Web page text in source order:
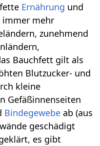
Ernährung und
immer mehr
zunehmend
Bauchfett gilt als
Blutzucker- und
kleine
Gefäßinnenseiten
Bindegewebe ab (aus
geschädigt
es gibt